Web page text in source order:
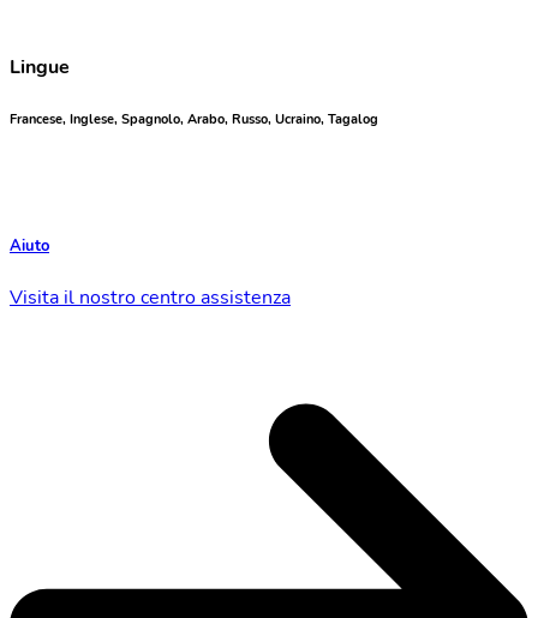
Lingue
Francese, Inglese, Spagnolo, Arabo, Russo, Ucraino, Tagalog
Aiuto
Visita il nostro centro assistenza